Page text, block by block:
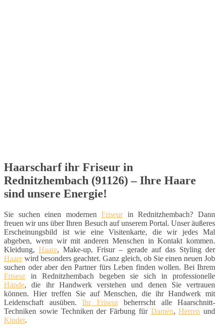
Haarscharf ihr Friseur in
Rednitzhembach (91126) – Ihre Haare
sind unsere Energie!
Sie suchen einen modernenFriseurin Rednitzhembach? Dann
freuen wir uns über Ihren Besuch auf unserem Portal. Unser äußeres
Erscheinungsbild ist wie eine Visitenkarte, die wir jedes Mal
abgeben, wenn wir mit anderen Menschen in Kontakt kommen.
Kleidung,Haare, Make-up, Frisur – gerade auf das Styling der
Haare wird besonders geachtet. Ganz gleich, ob Sie einen neuen Job
suchen oder aber den Partner fürs Leben finden wollen. Bei Ihrem
Friseurin Rednitzhembach begeben sie sich in professionelle
Hände, die ihr Handwerk verstehen und denen Sie vertrauen
können. Hier treffen Sie auf Menschen, die ihr Handwerk mit
Leidenschaft ausüben. Ihr Friseurbeherrscht alle Haarschnitt-
Techniken sowie Techniken der Färbung für Damen,Herren und
Kinder.